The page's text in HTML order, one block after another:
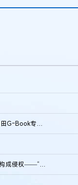
中国企业专利大棒挥向跨国巨头——深圳赛格导航起诉广汽丰田G-Book专利侵权
四川高院就“郎”商标侵权案作出终审判决，认定两家被诉企业构成侵权——“郎”酒拒绝“顺喜郎”搭便车